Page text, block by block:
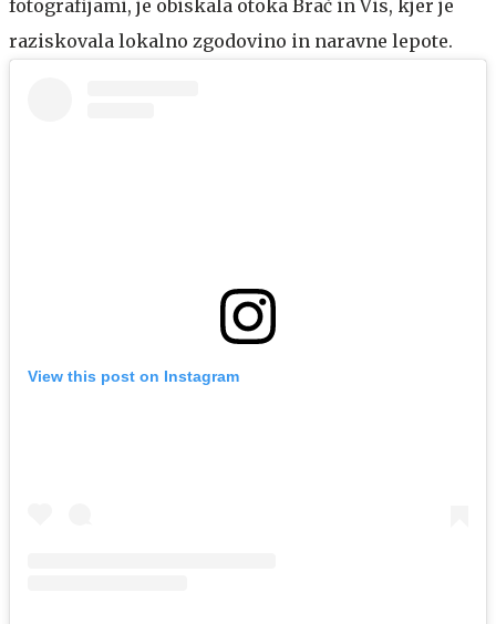
fotografijami, je obiskala otoka Brač in Vis, kjer je
raziskovala lokalno zgodovino in naravne lepote.
View this post on Instagram